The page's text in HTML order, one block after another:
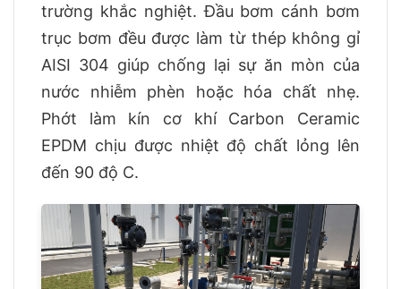
trường khắc nghiệt. Đầu bơm cánh bơm
trục bơm đều được làm từ thép không gỉ
AISI 304 giúp chống lại sự ăn mòn của
nước nhiễm phèn hoặc hóa chất nhẹ.
Phớt làm kín cơ khí Carbon Ceramic
EPDM chịu được nhiệt độ chất lỏng lên
đến 90 độ C.